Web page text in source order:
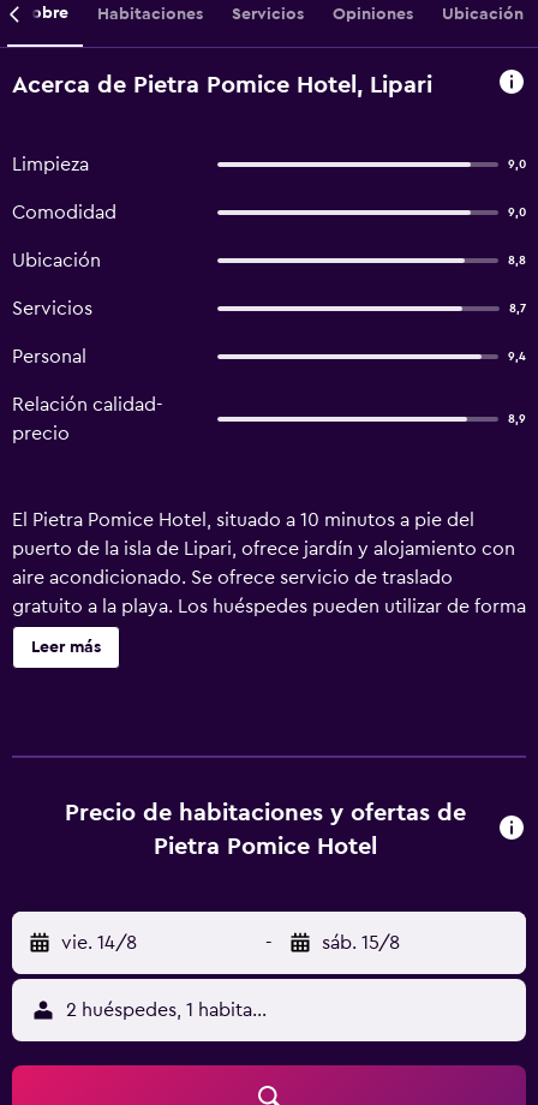
Sobre Habitaciones Servicios Opiniones Ubicación
Acerca de Pietra Pomice Hotel, Lipari
Limpieza 9,0
Comodidad 9,0
Ubicación 8,8
Servicios 8,7
Personal 9,4
Relación calidad-
precio
8,9
El Pietra Pomice Hotel, situado a 10 minutos a pie del
puerto de la isla de Lipari, ofrece jardín y alojamiento con
aire acondicionado. Se ofrece servicio de traslado
gratuito a la playa. Los huéspedes pueden utilizar de forma
gratuita las instalaciones del hotel asociado, situado a 15
metros. Estos incluyen una piscina al aire libre y un bar. Las
en el Gattopardo Park Hotel, un establecimiento asociado.
También hay un restaurante siciliano a la carta abierto para
Leer más
Precio de habitaciones y ofertas de
Pietra Pomice Hotel
vie. 14/8 - sáb. 15/8
2 huéspedes, 1 habitación